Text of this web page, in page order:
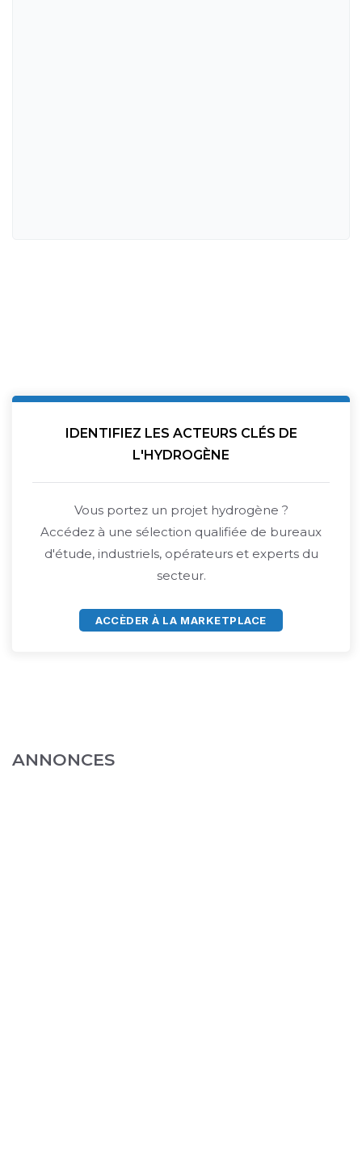
IDENTIFIEZ LES ACTEURS CLÉS DE
L'HYDROGÈNE
Vous portez un projet hydrogène ?
Accédez à une sélection qualifiée de bureaux
d'étude, industriels, opérateurs et experts du
secteur.
ACCÈDER À LA MARKETPLACE
ANNONCES